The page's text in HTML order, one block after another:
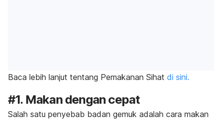
Baca lebih lanjut tentang Pemakanan Sihat di sini.
#1. Makan dengan cepat
Salah satu penyebab badan gemuk adalah cara makan